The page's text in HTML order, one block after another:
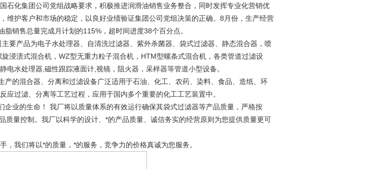
化集团公司党组战略要求，积极推进润滑油销售业务整合，同时发挥专业化营销优
维护客户和市场的稳定，以良好业绩验证集团公司党组决策的正确。8月份，生产经营
脂销售总量完成月计划的115%，超时间进度38个百分点。
产品为电子水处理器、自清洗过滤器、紫外杀菌器、袋式过滤器、静态混合器，喷
浸渍式混合机，WZ型无重力粒子混合机，HTM型螺条式混合机，各类管道过滤设
电水处理器,磁性跟踪液面计,视镜，阻火器，采样器等管道小型设备。
的混合器、分离和过滤设备广泛适用于石油、化工、农药、染料、食品、造纸、环
应过滤、分离等工艺过程，应用于国内多个重要的化工工艺装置中。
业的生命！ 我厂将以质量体系的有效运行确保其袋式过滤器等产品质量，严格按
质量控制。我厂以科学的设计、*的产品质量、诚信务实的经营原则为您提供质量更可
，我们将以*的质量，*的服务，竞争力的价格真诚为您服务。